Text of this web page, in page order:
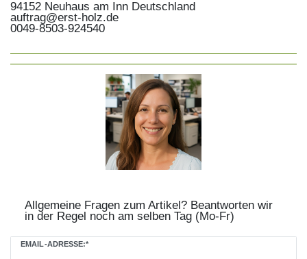
94152 Neuhaus am Inn Deutschland
auftrag@erst-holz.de
0049-8503-924540
Allgemeine Fragen zum Artikel? Beantworten wir
in der Regel noch am selben Tag (Mo-Fr)
EMAIL-ADRESSE:*
Ceres::Template.mailFormHoneypotLabel